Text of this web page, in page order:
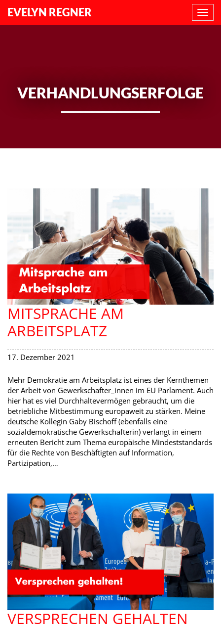
EVELYN REGNER
VERHANDLUNGSERFOLGE
MITSPRACHE AM
ARBEITSPLATZ
17. Dezember 2021
Mehr Demokratie am Arbeitsplatz ist eines der Kernthemen
der Arbeit von Gewerkschafter_innen im EU Parlament. Auch
hier hat es viel Durchhaltevermögen gebraucht, um die
betriebliche Mitbestimmung europaweit zu stärken. Meine
deutsche Kollegin Gaby Bischoff (ebenfalls eine
sozialdemokratische Gewerkschafterin) verlangt in einem
erneuten Bericht zum Thema europäische Mindeststandards
für die Rechte von Beschäftigten auf Information,
Partizipation,…
VERSPRECHEN GEHALTEN